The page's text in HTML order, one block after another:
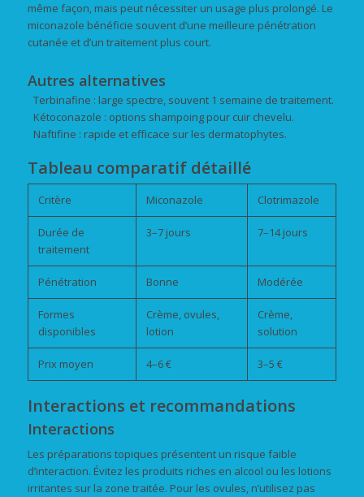
même façon, mais peut nécessiter un usage plus prolongé. Le
miconazole bénéficie souvent d’une meilleure pénétration
cutanée et d’un traitement plus court.
Autres alternatives
Terbinafine : large spectre, souvent 1 semaine de traitement.
Kétoconazole : options shampoing pour cuir chevelu.
Naftifine : rapide et efficace sur les dermatophytes.
Tableau comparatif détaillé
Critère Miconazole Clotrimazole
Durée de
traitement
3–7 jours 7–14 jours
Pénétration Bonne Modérée
Formes
disponibles
Crème, ovules,
lotion
Crème,
solution
Prix moyen 4–6 € 3–5 €
Interactions et recommandations
Interactions
Les préparations topiques présentent un risque faible
d’interaction. Évitez les produits riches en alcool ou les lotions
irritantes sur la zone traitée. Pour les ovules, n’utilisez pas